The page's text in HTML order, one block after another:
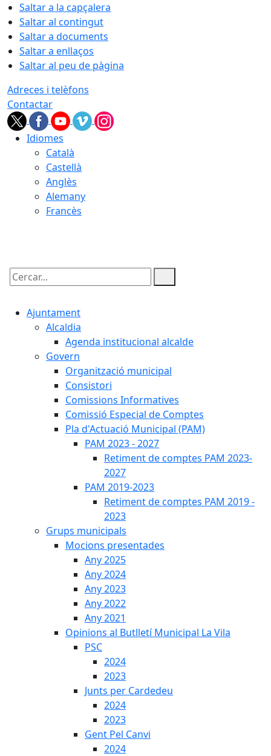
Saltar a la capçalera
Saltar al contingut
Saltar a documents
Saltar a enllaços
Saltar al peu de pàgina
Adreces i telèfons
Contactar
Idiomes
Català
Castellà
Anglès
Alemany
Francès
Cercar:
Ajuntament
Alcaldia
Agenda institucional alcalde
Govern
Organització municipal
Consistori
Comissions Informatives
Comissió Especial de Comptes
Pla d'Actuació Municipal (PAM)
PAM 2023 - 2027
Retiment de comptes PAM 2023-
2027
PAM 2019-2023
Retiment de comptes PAM 2019 -
2023
Grups municipals
Mocions presentades
Any 2025
Any 2024
Any 2023
Any 2022
Any 2021
Opinions al Butlletí Municipal La Vila
PSC
2024
2023
Junts per Cardedeu
2024
2023
Gent Pel Canvi
2024